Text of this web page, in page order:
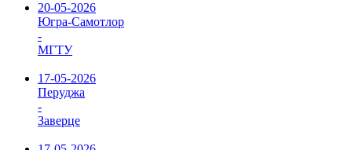
20-05-2026
Югра-Самотлор
-
МГТУ
17-05-2026
Перуджа
-
Заверце